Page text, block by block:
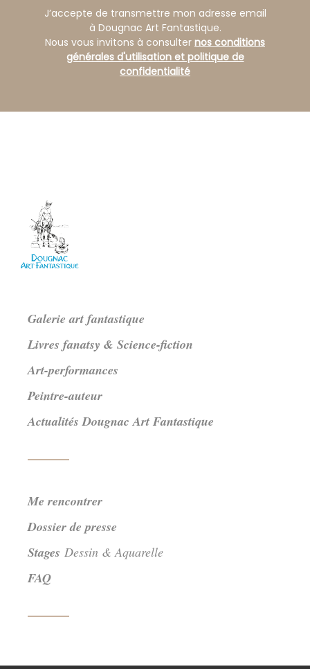
J’accepte de transmettre mon adresse email
à Dougnac Art Fantastique.
Nous vous invitons à consulter nos conditions
générales d'utilisation et politique de
confidentialité
Galerie art fantastique
Livres fanatsy & Science-fiction
Art-performances
Peintre-auteur
Actualités Dougnac Art Fantastique
Me rencontrer
Dossier de presse
Stages Dessin & Aquarelle
FAQ